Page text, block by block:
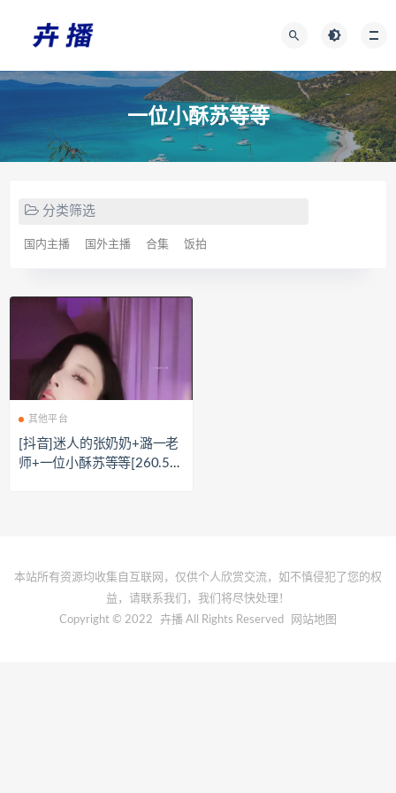
一位小酥苏等等
分类筛选
国内主播 国外主播 合集 饭拍
其他平台
[抖音]迷人的张奶奶+潞一老
师+一位小酥苏等等[260.54
本站所有资源均收集自互联网，仅供个人欣赏交流，如不慎侵犯了您的权
益，请联系我们，我们将尽快处理！
Copyright © 2022
卉播 All Rights Reserved 网站地图